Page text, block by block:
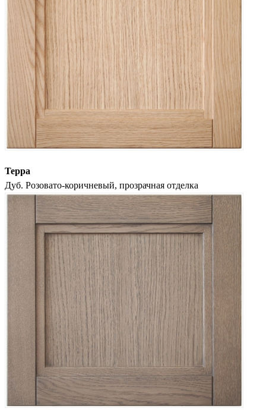
Терра
Дуб. Розовато-коричневый, прозрачная отделка